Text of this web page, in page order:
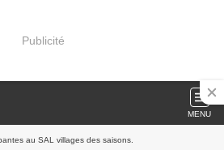
Publicité
MENU
au SAL villages des saisons.